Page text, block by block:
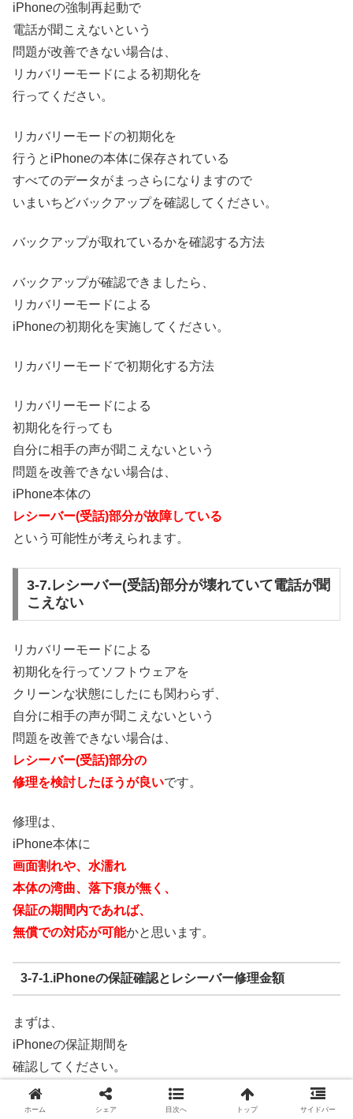
iPhoneの強制再起動で
電話が聞こえないという
問題が改善できない場合は、
リカバリーモードによる初期化を
行ってください。
リカバリーモードの初期化を
行うとiPhoneの本体に保存されている
すべてのデータがまっさらになりますので
いまいちどバックアップを確認してください。
バックアップが取れているかを確認する方法
バックアップが確認できましたら、
リカバリーモードによる
iPhoneの初期化を実施してください。
リカバリーモードで初期化する方法
リカバリーモードによる
初期化を行っても
自分に相手の声が聞こえないという
問題を改善できない場合は、
iPhone本体の
レシーバー(受話)部分が故障している
という可能性が考えられます。
3-7.レシーバー(受話)部分が壊れていて電話が聞
こえない
リカバリーモードによる
初期化を行ってソフトウェアを
クリーンな状態にしたにも関わらず、
自分に相手の声が聞こえないという
問題を改善できない場合は、
レシーバー(受話)部分の
修理を検討したほうが良いです。
修理は、
iPhone本体に
画面割れや、水濡れ
本体の湾曲、落下痕が無く、
保証の期間内であれば、
無償での対応が可能かと思います。
3-7-1.iPhoneの保証確認とレシーバー修理金額
まずは、
iPhoneの保証期間 を
確認してください。
AppleCare+に加入している又は、
ホーム シェア 目次へ トップ サイドバー